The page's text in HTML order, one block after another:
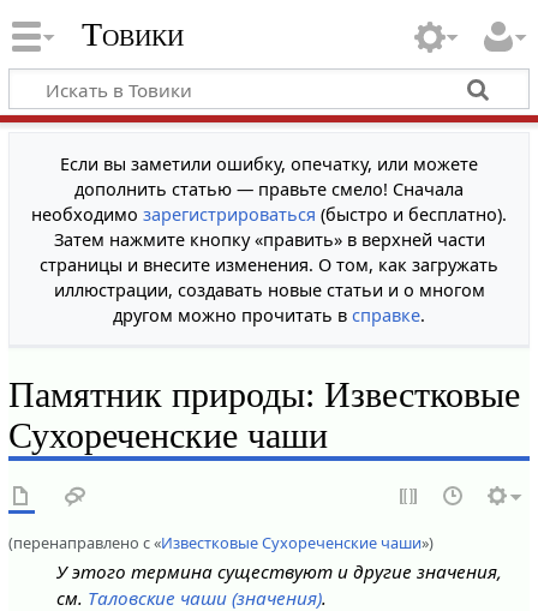
Товики
Если вы заметили ошибку, опечатку, или можете
дополнить статью — правьте смело! Сначала
необходимо зарегистрироваться (быстро и бесплатно).
Затем нажмите кнопку «править» в верхней части
страницы и внесите изменения. О том, как загружать
иллюстрации, создавать новые статьи и о многом
другом можно прочитать в справке.
Памятник природы: Известковые
Сухореченские чаши
(перенаправлено с «Известковые Сухореченские чаши»)
У этого термина существуют и другие значения,
см. Таловские чаши (значения).